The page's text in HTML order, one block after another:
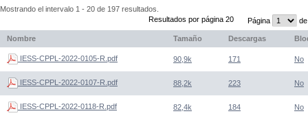
Mostrando el intervalo 1 - 20 de 197 resultados.
Resultados por página 20
Página
Nombre Tamaño Descargas
IESS-CPPL-2022-0105-R.pdf 90,9k 171 No
IESS-CPPL-2022-0107-R.pdf 88,2k 223 No
IESS-CPPL-2022-0118-R.pdf 82,4k 184 No